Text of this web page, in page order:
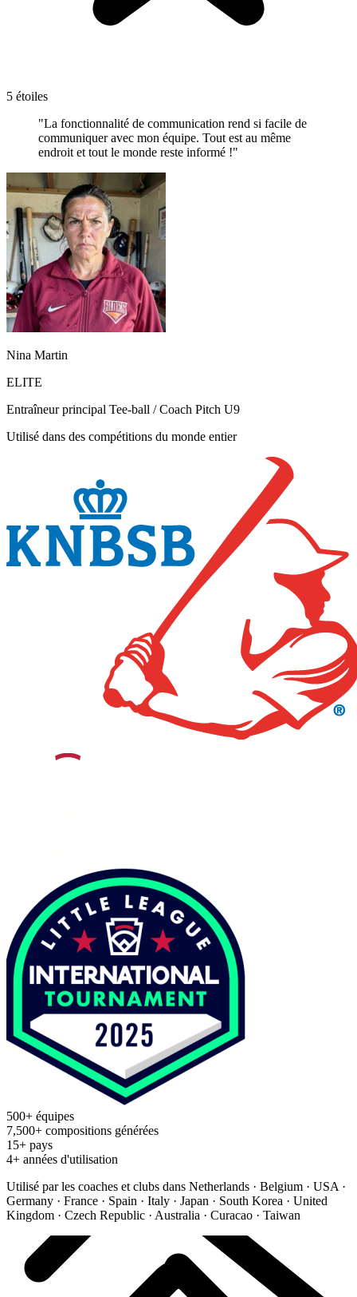
5 étoiles
"La fonctionnalité de communication rend si facile de
communiquer avec mon équipe. Tout est au même
endroit et tout le monde reste informé !"
Nina Martin
ELITE
Entraîneur principal Tee-ball / Coach Pitch U9
Utilisé dans des compétitions du monde entier
500+ équipes
7,500+ compositions générées
15+ pays
4+ années d'utilisation
Utilisé par les coaches et clubs dans Netherlands · Belgium · USA ·
Germany · France · Spain · Italy · Japan · South Korea · United
Kingdom · Czech Republic · Australia · Curacao · Taiwan